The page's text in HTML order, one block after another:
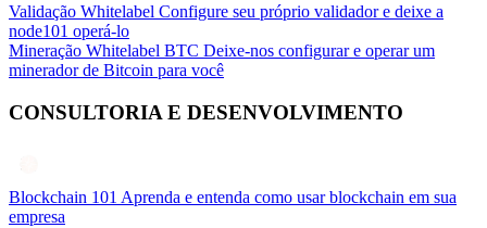
Validação Whitelabel Configure seu próprio validador e deixe a
node101 operá-lo
Mineração Whitelabel BTC Deixe-nos configurar e operar um
minerador de Bitcoin para você
CONSULTORIA E DESENVOLVIMENTO
Blockchain 101 Aprenda e entenda como usar blockchain em sua
empresa